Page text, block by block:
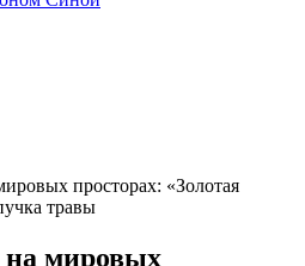
просторах: «Золотая
травы
на мировых